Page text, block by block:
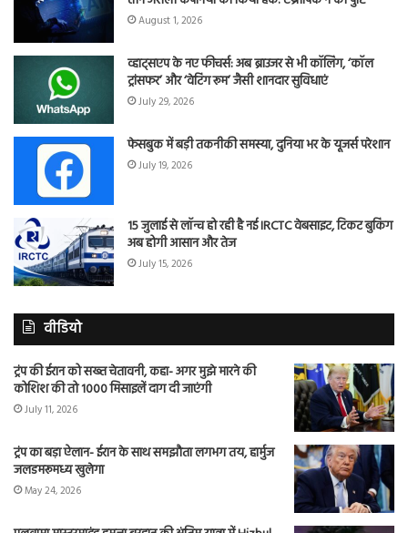
August 1, 2026
व्हाट्सएप के नए फीचर्स: अब ब्राउजर से भी कॉलिंग, ‘कॉल
ट्रांसफर’ और ‘वेटिंग रूम’ जैसी शानदार सुविधाएं
July 29, 2026
फेसबुक में बड़ी तकनीकी समस्या, दुनिया भर के यूजर्स परेशान
July 19, 2026
15 जुलाई से लॉन्च हो रही है नई IRCTC वेबसाइट, टिकट बुकिंग
अब होगी आसान और तेज
July 15, 2026
वीडियो
ट्रंप की ईरान को सख्त चेतावनी, कहा- अगर मुझे मारने की
कोशिश की तो 1000 मिसाइलें दाग दी जाएंगी
July 11, 2026
ट्रंप का बड़ा ऐलान- ईरान के साथ समझौता लगभग तय, हार्मुज
जलडमरूमध्य खुलेगा
May 24, 2026